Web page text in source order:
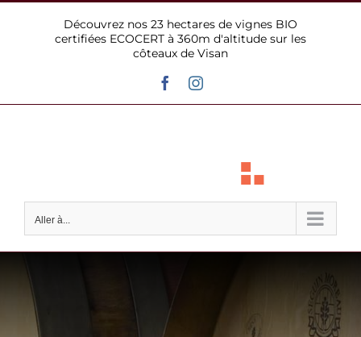
Découvrez nos 23 hectares de vignes BIO
certifiées ECOCERT à 360m d'altitude sur les
côteaux de Visan
FacebookInstagram
Aller à...